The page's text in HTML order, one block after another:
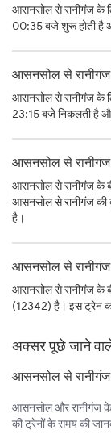
आसनसोल से रानीगंज के
00:35 बजे शुरू होती है
आसनसोल से
आसनसोल से रानीगंज के
23:15 बजे निकलती है
आसनसोल से
आसनसोल से रानीगंज के
आसनसोल से रानीगंज की
है।
आसनसोल से
आसनसोल से रानीगंज के
(12342) है। इस ट्रेन
अक्सर पूछे जाने
आसनसोल से रानीगंज
आसनसोल और रानीगंज
की ट्रेनों के समय की